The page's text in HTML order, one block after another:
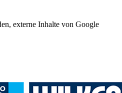
externe Inhalte von Google